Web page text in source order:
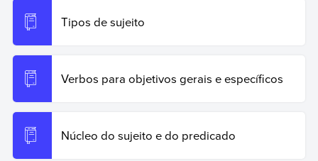
Tipos de sujeito
Verbos para objetivos gerais e específicos
Núcleo do sujeito e do predicado